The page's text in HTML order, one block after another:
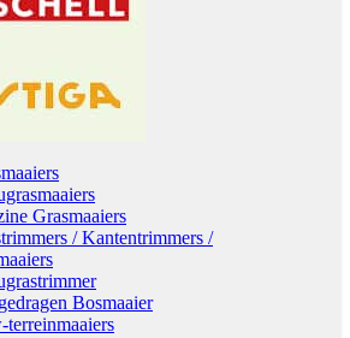
Grasmaaiers
/ Kantentrimmers /
Bosmaaier
terreinmaaiers